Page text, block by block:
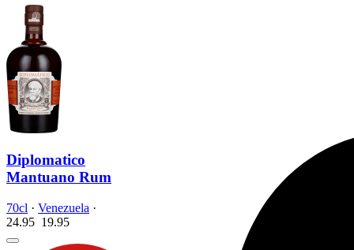
Diplomatico
Mantuano Rum
70cl · Venezuela ·
24.95 19.95